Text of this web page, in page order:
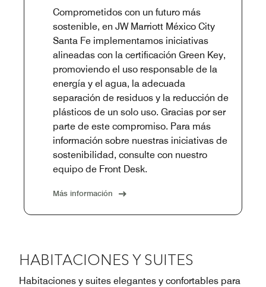
Comprometidos con un futuro más
sostenible, en JW Marriott México City
Santa Fe implementamos iniciativas
alineadas con la certificación Green Key,
promoviendo el uso responsable de la
energía y el agua, la adecuada
separación de residuos y la reducción de
plásticos de un solo uso. Gracias por ser
parte de este compromiso. Para más
información sobre nuestras iniciativas de
sostenibilidad, consulte con nuestro
equipo de Front Desk.
Más información
HABITACIONES Y SUITES
Habitaciones y suites elegantes y confortables para